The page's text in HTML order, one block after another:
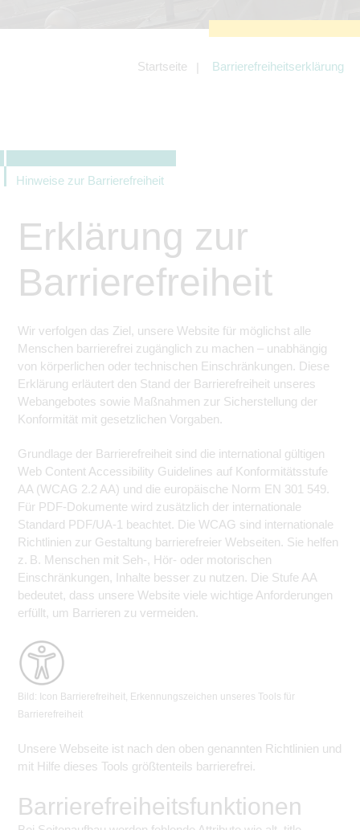
Startseite Barrierefreiheitserklärung
Hinweise zur Barrierefreiheit
Erklärung zur
Barrierefreiheit
Wir verfolgen das Ziel, unsere Website für möglichst alle
Menschen barrierefrei zugänglich zu machen – unabhängig
von körperlichen oder technischen Einschränkungen. Diese
Erklärung erläutert den Stand der Barrierefreiheit unseres
Webangebotes sowie Maßnahmen zur Sicherstellung der
Konformität mit gesetzlichen Vorgaben.
Grundlage der Barrierefreiheit sind die international gültigen
Web Content Accessibility Guidelines auf Konformitätsstufe
AA (WCAG 2.2 AA) und die europäische Norm EN 301 549.
Für PDF-Dokumente wird zusätzlich der internationale
Standard PDF/UA-1 beachtet. Die WCAG sind internationale
Richtlinien zur Gestaltung barrierefreier Webseiten. Sie helfen
z. B. Menschen mit Seh-, Hör- oder motorischen
Einschränkungen, Inhalte besser zu nutzen. Die Stufe AA
bedeutet, dass unsere Website viele wichtige Anforderungen
erfüllt, um Barrieren zu vermeiden.
Bild: Icon Barrierefreiheit, Erkennungszeichen unseres Tools für
Barrierefreiheit
Unsere Webseite ist nach den oben genannten Richtlinien und
mit Hilfe dieses Tools größtenteils barrierefrei.
Barrierefreiheitsfunktionen
Angebotes einschließlich der
Angeboten von z.B. Facebook und
LinkedIn.
können.